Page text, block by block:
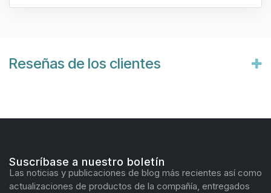
Reseñas de los clientes
Suscríbase a nuestro boletín
Las noticias y publicaciones de blog más recientes así como
actualizaciones de productos de la compañía, entregados